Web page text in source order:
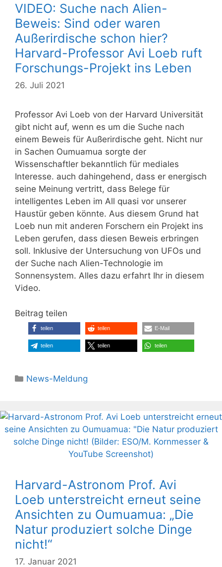
VIDEO: Suche nach Alien-
Beweis: Sind oder waren
Außerirdische schon hier?
Harvard-Professor Avi Loeb ruft
Forschungs-Projekt ins Leben
26. Juli 2021
Professor Avi Loeb von der Harvard Universität
gibt nicht auf, wenn es um die Suche nach
einem Beweis für Außerirdische geht. Nicht nur
in Sachen Oumuamua sorgte der
Wissenschaftler bekanntlich für mediales
Interesse. auch dahingehend, dass er energisch
seine Meinung vertritt, dass Belege für
intelligentes Leben im All quasi vor unserer
Haustür geben könnte. Aus diesem Grund hat
Loeb nun mit anderen Forschern ein Projekt ins
Leben gerufen, dass diesen Beweis erbringen
soll. Inklusive der Untersuchung von UFOs und
der Suche nach Alien-Technologie im
Sonnensystem. Alles dazu erfahrt Ihr in diesem
Video.
Beitrag teilen
teilen teilen E-Mail
teilen teilen teilen
Kategorien
News-Meldung
Harvard-Astronom Prof. Avi
Loeb unterstreicht erneut seine
Ansichten zu Oumuamua: „Die
Natur produziert solche Dinge
nicht!“
17. Januar 2021